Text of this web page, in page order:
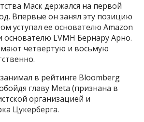
Маск держался на первой
Впервые он занял эту позицию
уступал ее основателю Amazon
основателю LVMH Бернару Арно.
четвертую и восьмую
в рейтинге Bloomberg
главу Meta (признана в
организацией и
Цукерберга.